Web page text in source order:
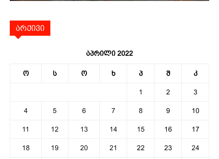
არქივი
აპრილი 2022
ო ს ო ხ პ შ კ
1 2 3
4 5 6 7 8 9 10
11 12 13 14 15 16 17
18 19 20 21 22 23 24